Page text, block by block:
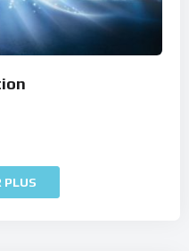
PLUS